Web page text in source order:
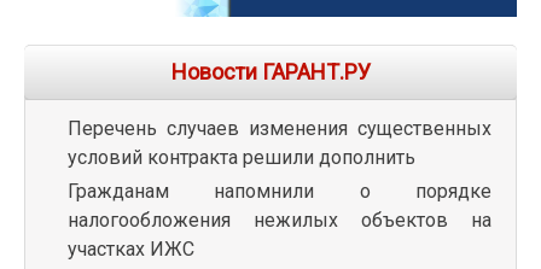
Новости ГАРАНТ.РУ
Перечень случаев изменения существенных
условий контракта решили дополнить
Гражданам напомнили о порядке
налогообложения нежилых объектов на
участках ИЖС